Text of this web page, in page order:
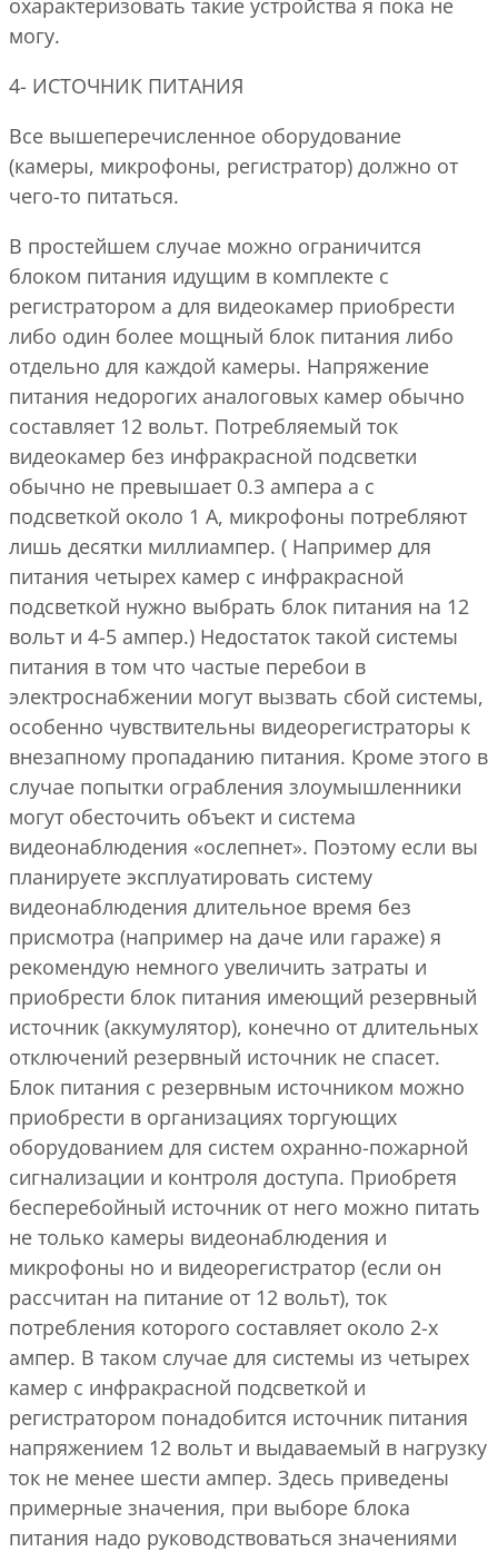
охарактеризовать такие устройства я пока не
могу.
4- ИСТОЧНИК ПИТАНИЯ
Все вышеперечисленное оборудование
(камеры, микрофоны, регистратор) должно от
чего-то питаться.
В простейшем случае можно ограничится
блоком питания идущим в комплекте с
регистратором а для видеокамер приобрести
либо один более мощный блок питания либо
отдельно для каждой камеры. Напряжение
питания недорогих аналоговых камер обычно
составляет 12 вольт. Потребляемый ток
видеокамер без инфракрасной подсветки
обычно не превышает 0.3 ампера а с
подсветкой около 1 А, микрофоны потребляют
лишь десятки миллиампер. ( Например для
питания четырех камер с инфракрасной
подсветкой нужно выбрать блок питания на 12
вольт и 4-5 ампер.) Недостаток такой системы
питания в том что частые перебои в
электроснабжении могут вызвать сбой системы,
особенно чувствительны видеорегистраторы к
внезапному пропаданию питания. Кроме этого в
случае попытки ограбления злоумышленники
могут обесточить объект и система
видеонаблюдения «ослепнет». Поэтому если вы
планируете эксплуатировать систему
видеонаблюдения длительное время без
присмотра (например на даче или гараже) я
рекомендую немного увеличить затраты и
приобрести блок питания имеющий резервный
источник (аккумулятор), конечно от длительных
отключений резервный источник не спасет.
Блок питания с резервным источником можно
приобрести в организациях торгующих
оборудованием для систем охранно-пожарной
сигнализации и контроля доступа. Приобретя
бесперебойный источник от него можно питать
не только камеры видеонаблюдения и
микрофоны но и видеорегистратор (если он
рассчитан на питание от 12 вольт), ток
потребления которого составляет около 2-х
ампер. В таком случае для системы из четырех
камер с инфракрасной подсветкой и
регистратором понадобится источник питания
напряжением 12 вольт и выдаваемый в нагрузку
ток не менее шести ампер. Здесь приведены
примерные значения, при выборе блока
питания надо руководствоваться значениями